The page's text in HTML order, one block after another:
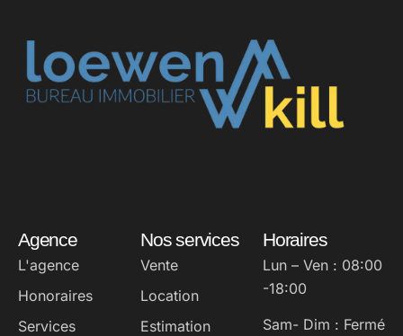
Agence
L'agence
Honoraires
Services
Nos services
Vente
Location
Estimation
Horaires
Lun – Ven : 08:00
-18:00
Sam- Dim : Fermé